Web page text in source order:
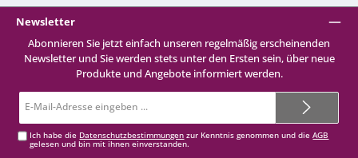
Newsletter
Abonnieren Sie jetzt einfach unseren regelmäßig erscheinenden
Newsletter und Sie werden stets unter den Ersten sein, über neue
Produkte und Angebote informiert werden.
Mail-
Ich habe die Datenschutzbestimmungen zur Kenntnis genommen und dieAGB
gelesen und bin mit ihnen einverstanden.